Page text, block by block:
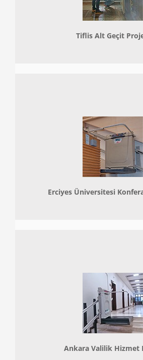
Tiflis Alt Geçit
Erciyes Üniversitesi
Ankara Valilik Hizmet